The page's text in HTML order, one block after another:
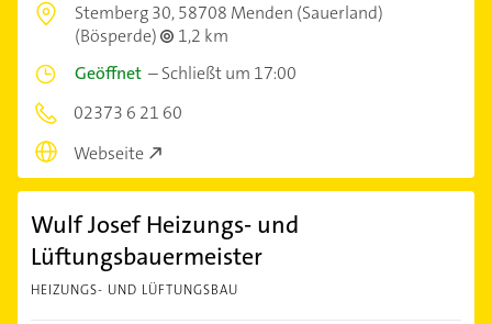
Stemberg 30,58708 Menden (Sauerland)
(Bösperde)
1,2 km
Geöffnet –Schließt um 17:00
02373 6 21 60
Webseite
Wulf Josef Heizungs- und
Lüftungsbauermeister
HEIZUNGS- UND LÜFTUNGSBAU